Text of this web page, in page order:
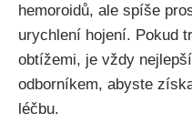
hemoroidů, ale spíše
urychlení hojení. Pokud
obtížemi, je ‌vždy
odborníkem,‍ abyste
léčbu.